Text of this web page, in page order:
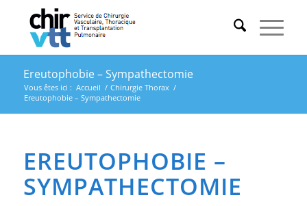
Ereutophobie – Sympathectomie
Vous êtes ici : Accueil / Chirurgie Thorax /
Ereutophobie – Sympathectomie
EREUTOPHOBIE –
SYMPATHECTOMIE